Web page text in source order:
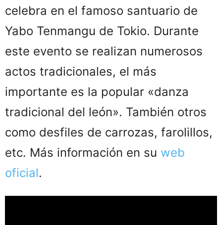
celebra en el famoso santuario de
Yabo Tenmangu de Tokio. Durante
este evento se realizan numerosos
actos tradicionales, el más
importante es la popular «danza
tradicional del león». También otros
como desfiles de carrozas, farolillos,
etc. Más información en su web
oficial.